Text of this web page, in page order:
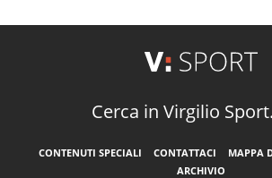
Cerca in Virgilio
CONTENUTI SPECIALI CONTATTACI MAPPA
ARCHIVIO